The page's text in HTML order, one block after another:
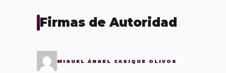
Firmas de Autoridad
MIGUEL ÁNGEL CASIQUE OLIVOS